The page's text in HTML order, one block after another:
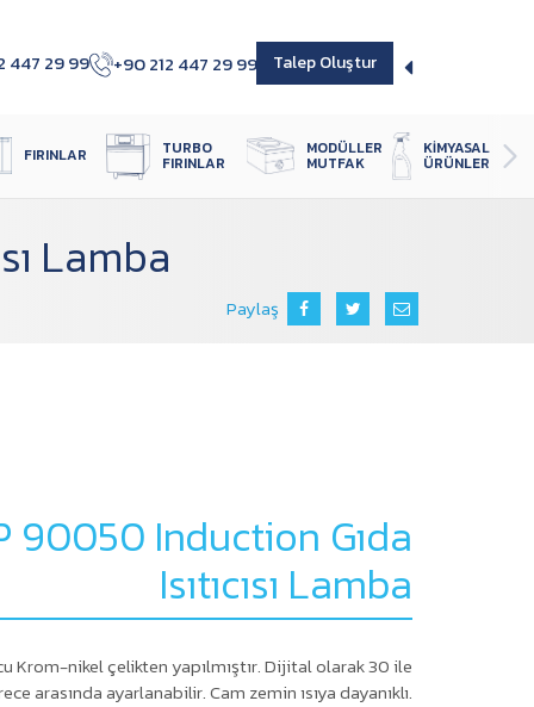
447 29 99 +90 212 447 29 99 Talep Oluştur
FIRINLAR TURBO
FIRINLAR
MODÜLLER
MUTFAK
KIMYASAL
ÜRÜNLER
Lamba
Paylaş
90050 Induction Gıda
Isıtıcısı Lamba
Krom-nikel çelikten yapılmıştır. Dijital olarak 30 ile
arasında ayarlanabilir. Cam zemin ısıya dayanıklı.